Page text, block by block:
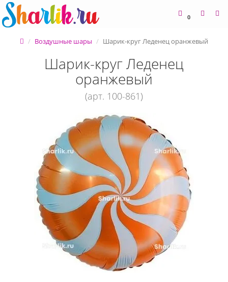
0
Воздушные шары Шарик-круг Леденец оранжевый
Шарик-круг Леденец
оранжевый
(арт. 100-861)